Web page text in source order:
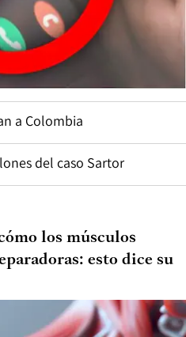
a Colombia
del caso Sartor
los músculos
esto dice su